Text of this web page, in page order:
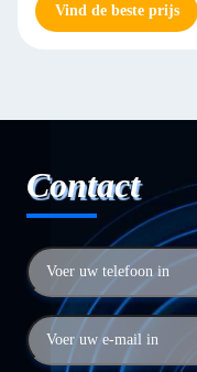
Vind de beste prijs
Contact